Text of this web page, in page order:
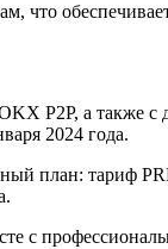
P2P, а также
2024 года.
план: тариф
с